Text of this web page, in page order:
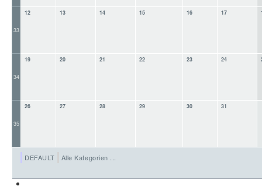
33
12 13 14 15 16 17
34
19 20 21 22 23 24
35
26 27 28 29 30 31
DEFAULT Alle Kategorien ...